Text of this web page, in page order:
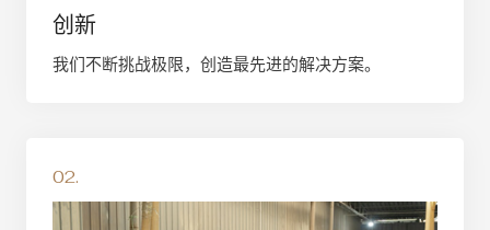
创新
我们不断挑战极限，创造最先进的解决方案。
02.